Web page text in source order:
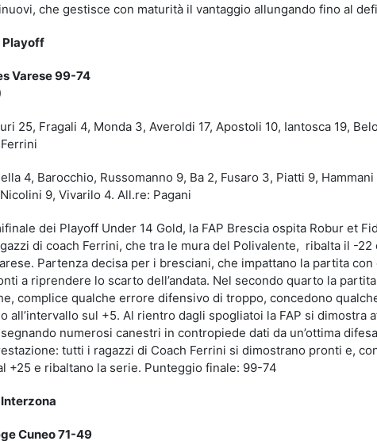
che gestisce con maturità il vantaggio allungando fino al
Playoff
Varese 99-74
25, Fragali 4, Monda 3, Averoldi 17, Apostoli 10, Iantosca 19,
4, Barocchio, Russomanno 9, Ba 2, Fusaro 3, Piatti 9,
9, Vivarilo 4. All.re: Pagani
dei Playoff Under 14 Gold, la FAP Brescia ospita Robur et
di coach Ferrini, che tra le mura del Polivalente, ribalta il -22
Partenza decisa per i bresciani, che impattano la partita con
a riprendere lo scarto dell’andata. Nel secondo quarto la
complice qualche errore difensivo di troppo, concedono
all’intervallo sul +5. Al rientro dagli spogliatoi la FAP si dimostra
numerosi canestri in contropiede dati da un’ottima
tutti i ragazzi di Coach Ferrini si dimostrano pronti e,
+25 e ribaltano la serie. Punteggio finale: 99-74
Cuneo 71-49